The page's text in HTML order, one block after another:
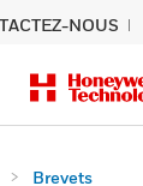
NOUS
Brevets